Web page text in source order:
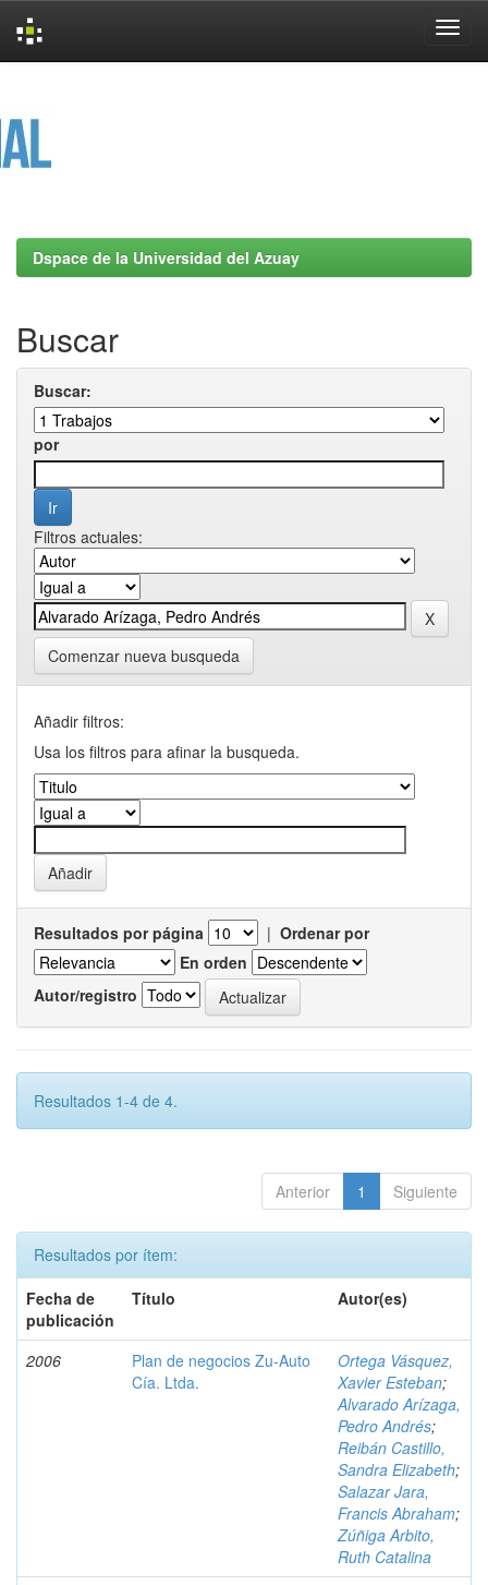
Dspace de la Universidad del Azuay
Buscar
Buscar:
por
Filtros actuales:
Comenzar nueva busqueda
Añadir filtros:
Usa los filtros para afinar la busqueda.
Resultados por página | Ordenar por
En orden
Autor/registro
Resultados 1-4 de 4.
Anterior 1 Siguiente
Resultados por ítem:
Fecha de
publicación
Título Autor(es)
2006
Plan de negocios Zu-Auto
Cía. Ltda.
Ortega Vásquez,
Xavier Esteban;
Alvarado Arízaga,
Pedro Andrés;
Reibán Castillo,
Sandra Elizabeth;
Salazar Jara,
Francis Abraham;
Zúñiga Arbito,
Ruth Catalina